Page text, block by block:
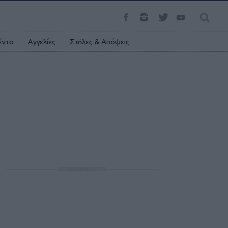
Αγγελίες Στήλες & Απόψεις